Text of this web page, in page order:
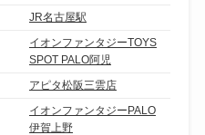
JR名古屋駅
イオンファンタジーTOYS
SPOT PALO阿児
アピタ松阪三雲店
イオンファンタジーPALO
伊賀上野